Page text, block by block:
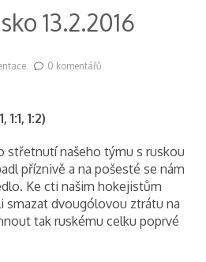
13.2.2016
0 komentářů
1:2)
střetnutí našeho týmu s ruskou
příznivě a na pošesté se nám
Ke cti našim hokejistům
smazat dvougólovou ztrátu na
tak ruskému celku poprvé